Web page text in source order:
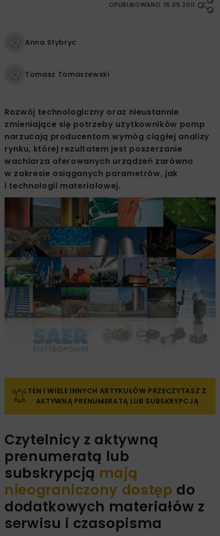
OPUBLIKOWANO: 15.05.2011
Anna Stybryc
Tomasz Tomaszewski
Rozwój technologiczny oraz nieustannie
zmieniające się potrzeby użytkowników pomp
narzucają producentom wymóg ciągłej analizy
rynku, której rezultatem jest poszerzanie
wachlarza oferowanych urządzeń zarówno
w zakresie osiąganych parametrów, jak
i technologii materiałowej.
TEN I WIELE INNYCH ARTYKUŁÓW PRZECZYTASZ Z
AKTYWNĄ PRENUMERATĄ LUB SUBSKRYPCJĄ
Czytelnicy z aktywną
prenumeratą lub
subskrypcją mają
nieograniczony dostęp do
dodatkowych materiałów z
serwisu i czasopisma